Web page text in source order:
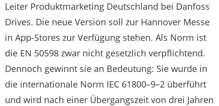
Leiter Produktmarketing Deutschland bei Danfoss
Drives. Die neue Version soll zur Hannover Messe
in App-Stores zur Verfügung stehen. Als Norm ist
die EN 50598 zwar nicht gesetzlich verpflichtend.
Dennoch gewinnt sie an Bedeutung: Sie wurde in
die internationale Norm IEC 61800–9–2 überführt
und wird nach einer Übergangszeit von drei Jahren